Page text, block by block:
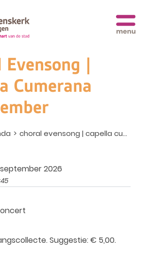
Evensong |
Cumerana
choral evensong | capella cumerana 5 september
2026
Suggestie: € 5,00.